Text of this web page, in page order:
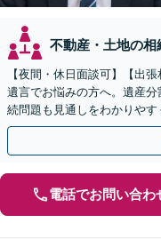
不動産・土地の相
【夜間・休日面談可】【出
遺言でお悩みの方へ。遺産
続問題も見通しをわかりや
す。
電話でお問い合わ